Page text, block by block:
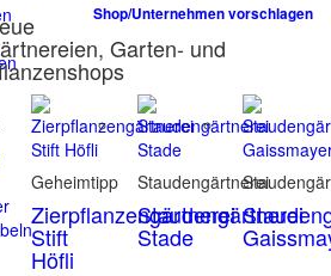
Shop/Unternehmen vorschlagen
Garten- und
Geheimtipp
Zierpflanzengärtnerei
Stift
Höfli
Staudengärtnerei
Staudengärtnerei
Stade